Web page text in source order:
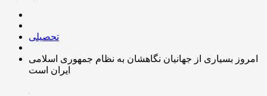
تحصیلی
امروز بسیاری از جهانیان نگاهشان به نظام جمهوری اسلامی
ایران است